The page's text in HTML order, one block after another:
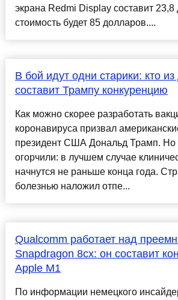
экрана Redmi Display составит
стоимость будет 85 долларов....
В бой идут одни старики: кто
составит Трампу конкуренцию
Как можно скорее разработать
коронавируса призвал
президент США Дональд Трамп. Но
огорчили: в лучшем случае
начнутся не раньше конца года.
болезнью наложил отпе...
Qualcomm работает над
Snapdragon 8cx: он составит
Apple M1
По информации немецкого